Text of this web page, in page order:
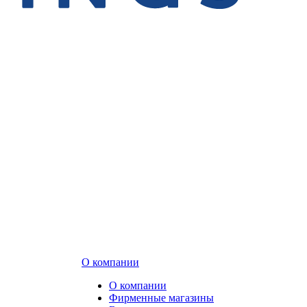
О компании
О компании
Фирменные магазины